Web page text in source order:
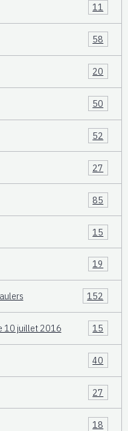
11
58
20
50
52
27
85
15
19
152
10 juillet 2016 15
40
27
18